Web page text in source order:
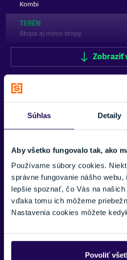
Súhlas Detaily
Aby všetko fungovalo tak, ako
Používame súbory cookies.
správne fungovanie nášho webu,
lepšie spoznať, čo Vás na
vďaka tomu ich môžeme
Nastavenia cookies môžete
Povoliť
Kombi
TERÉN
Stopa aj mimo stopy
PODLOŽKA
Bez podložky
ZNAČKA
Sporten
Zobraziť
Zobraziť
pre vás.
VAŠE MENO: